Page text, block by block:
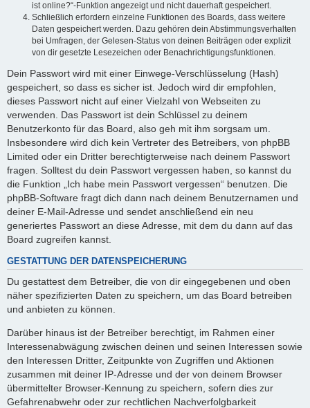
ist online?“-Funktion angezeigt und nicht dauerhaft gespeichert.
Schließlich erfordern einzelne Funktionen des Boards, dass weitere
Daten gespeichert werden. Dazu gehören dein Abstimmungsverhalten
bei Umfragen, der Gelesen-Status von deinen Beiträgen oder explizit
von dir gesetzte Lesezeichen oder Benachrichtigungsfunktionen.
Dein Passwort wird mit einer Einwege-Verschlüsselung (Hash)
gespeichert, so dass es sicher ist. Jedoch wird dir empfohlen,
dieses Passwort nicht auf einer Vielzahl von Webseiten zu
verwenden. Das Passwort ist dein Schlüssel zu deinem
Benutzerkonto für das Board, also geh mit ihm sorgsam um.
Insbesondere wird dich kein Vertreter des Betreibers, von phpBB
Limited oder ein Dritter berechtigterweise nach deinem Passwort
fragen. Solltest du dein Passwort vergessen haben, so kannst du
die Funktion „Ich habe mein Passwort vergessen“ benutzen. Die
phpBB-Software fragt dich dann nach deinem Benutzernamen und
deiner E-Mail-Adresse und sendet anschließend ein neu
generiertes Passwort an diese Adresse, mit dem du dann auf das
Board zugreifen kannst.
GESTATTUNG DER DATENSPEICHERUNG
Du gestattest dem Betreiber, die von dir eingegebenen und oben
näher spezifizierten Daten zu speichern, um das Board betreiben
und anbieten zu können.
Darüber hinaus ist der Betreiber berechtigt, im Rahmen einer
Interessenabwägung zwischen deinen und seinen Interessen sowie
den Interessen Dritter, Zeitpunkte von Zugriffen und Aktionen
zusammen mit deiner IP-Adresse und der von deinem Browser
übermittelter Browser-Kennung zu speichern, sofern dies zur
Gefahrenabwehr oder zur rechtlichen Nachverfolgbarkeit